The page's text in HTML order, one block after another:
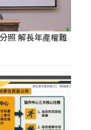
照 解長年產權難